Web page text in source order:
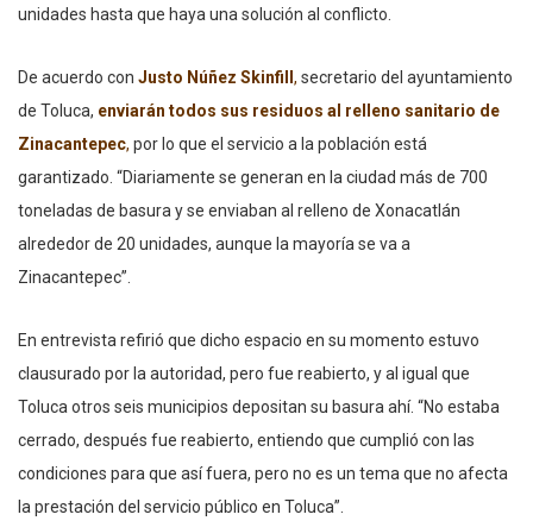
unidades hasta que haya una solución al conflicto.
De acuerdo con Justo Núñez Skinfill , secretario del ayuntamiento
de Toluca, enviarán todos sus residuos al relleno sanitario de
Zinacantepec, por lo que el servicio a la población está
garantizado. “Diariamente se generan en la ciudad más de 700
toneladas de basura y se enviaban al relleno de Xonacatlán
alrededor de 20 unidades, aunque la mayoría se va a
Zinacantepec”.
En entrevista refirió que dicho espacio en su momento estuvo
clausurado por la autoridad, pero fue reabierto, y al igual que
Toluca otros seis municipios depositan su basura ahí. “No estaba
cerrado, después fue reabierto, entiendo que cumplió con las
condiciones para que así fuera, pero no es un tema que no afecta
la prestación del servicio público en Toluca”.